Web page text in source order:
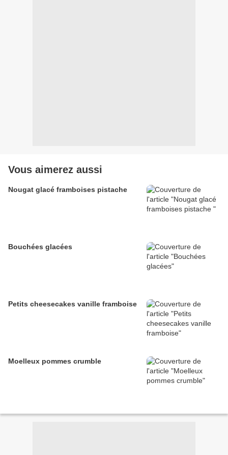
Vous aimerez aussi
Nougat glacé framboises pistache
Bouchées glacées
Petits cheesecakes vanille framboise
Moelleux pommes crumble